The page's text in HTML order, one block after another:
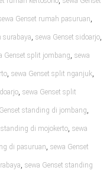
Genset rumah pasuruan,
surabaya, sewa Genset sidoarjo,
Genset split jombang, sewa
, sewa Genset split nganjuk,
, sewa Genset split
standing di jombang,
standing di mojokerto, sewa
di pasuruan, sewa Genset
, sewa Genset standing